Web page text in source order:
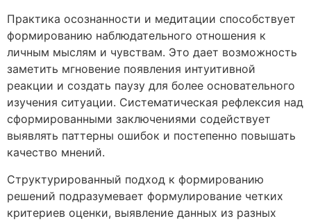
Практика осознанности и медитации способствует
формированию наблюдательного отношения к
личным мыслям и чувствам. Это дает возможность
заметить мгновение появления интуитивной
реакции и создать паузу для более основательного
изучения ситуации. Систематическая рефлексия над
сформированными заключениями содействует
выявлять паттерны ошибок и постепенно повышать
качество мнений.
Структурированный подход к формированию
решений подразумевает формулирование четких
критериев оценки, выявление данных из разных